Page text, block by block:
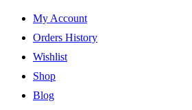
My Account
Orders History
Wishlist
Shop
Blog